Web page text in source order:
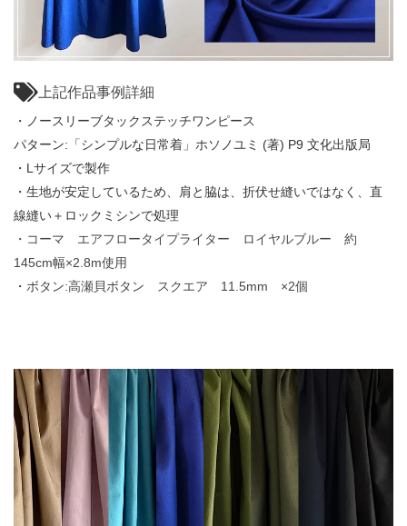
上記作品事例詳細
・ノースリーブタックステッチワンピース
パターン:「シンプルな日常着」ホソノユミ (著) P9 文化出版局
・Lサイズで製作
・生地が安定しているため、肩と脇は、折伏せ縫いではなく、直
線縫い＋ロックミシンで処理
・コーマ エアフロータイプライター ロイヤルブルー 約
145cm幅×2.8m使用
・ ボタン:高瀬貝ボタン スクエア 11.5mm ×2個